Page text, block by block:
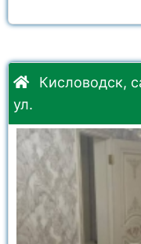
Кисловодск,
ул.